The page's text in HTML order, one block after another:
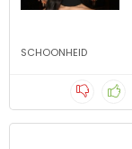
SCHOONHEID